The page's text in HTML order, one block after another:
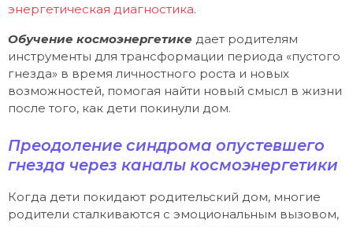
энергетическая диагностика.
Обучение космоэнергетике дает родителям
инструменты для трансформации периода «пустого
гнезда» в время личностного роста и новых
возможностей, помогая найти новый смысл в жизни
после того, как дети покинули дом.
Преодоление синдрома опустевшего
гнезда через каналы космоэнергетики
Когда дети покидают родительский дом, многие
родители сталкиваются с эмоциональным вызовом,